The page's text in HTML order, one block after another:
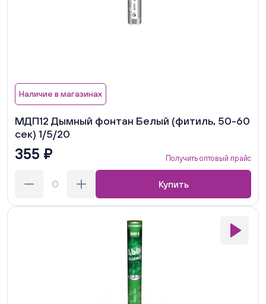
Наличие в магазинах
МДП12 Дымный фонтан Белый (фитиль, 50-60
сек) 1/5/20
355 ₽ Получить оптовый прайс
Купить